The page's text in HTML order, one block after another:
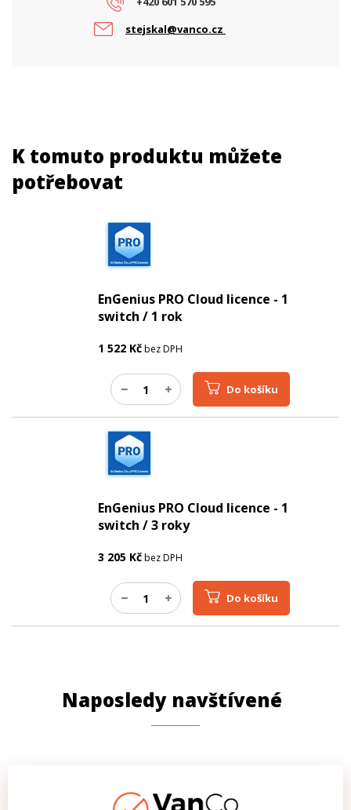
Vstupní napětí (V)
stejskal@vanco.cz
K tomuto produktu můžete
potřebovat
EnGenius PRO Cloud licence - 1
switch / 1 rok
1 522 Kčbez DPH
Do košíku
EnGenius PRO Cloud licence - 1
switch / 3 roky
3 205 Kčbez DPH
Do košíku
Naposledy navštívené